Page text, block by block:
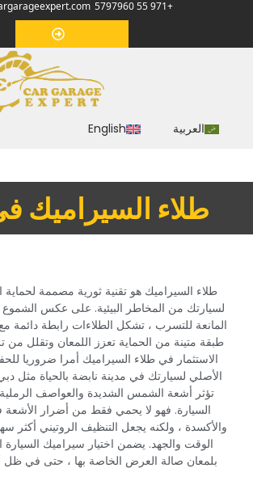
+971 55 5797960
‏موعد‏
العربية English
‏طلاء السيراميك
‏طلاء السيراميك هو تقنية ثورية مصممة
لسيارتك من المخاطر البيئية. على عكس الشموع
المانعة للتسرب ، تشكل الطلاءات رابطة دائمة مع
طبقة متينة من الحماية تعزز اللمعان وتقلل من
الاستثمار في طلاء السيراميك أمرا ضروريا
الأصلي لسيارتك في مدينة نابضة بالحياة مثل
تؤثر أشعة الشمس الشديدة والعواصف
السيارة. فهو لا يحمي فقط من أضرار الأشعة
والأكسدة ، ولكنه يجعل التنظيف الروتيني أكثر
الوقت والجهد. يضمن اختيار سيراميك
بلمعان صالة العرض الخاصة بها ، حتى في